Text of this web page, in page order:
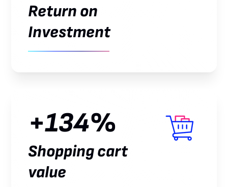
Return on
Investment
+134%
Shopping cart
value